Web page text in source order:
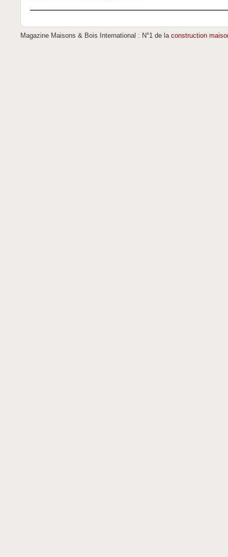
Magazine Maisons & Bois International : N°1 de la construction